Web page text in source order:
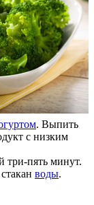
. Выпить
с низким
три-пять минут.
воды.